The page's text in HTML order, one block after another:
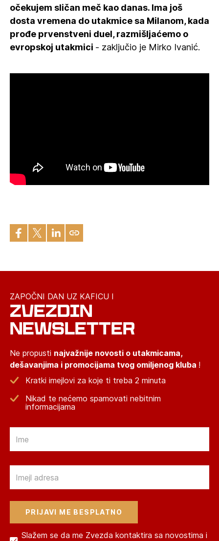
očekujem sličan meč kao danas. Ima još
dosta vremena do utakmice sa Milanom, kada
prođe prvenstveni duel, razmišljaćemo o
evropskoj utakmici - zaključio je Mirko Ivanić.
ZAPOČNI DAN UZ KAFICU I
ZVEZDIN
NEWSLETTER
Ne propusti najvažnije novosti o utakmicama,
dešavanjima i promocijama tvog omiljenog kluba !
Kratki imejlovi za koje ti treba 2 minuta
Nikad te nećemo spamovati nebitnim
informacijama
Slažem se da me Zvezda kontaktira sa novostima i